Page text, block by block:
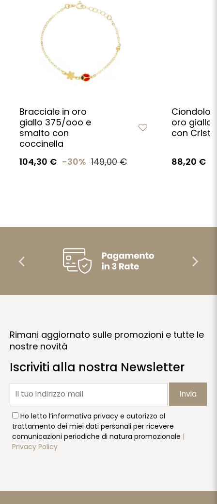
Bracciale in oro
giallo 375/ooo e
smalto con
coccinella
104,30 € -30% 149,00 €
Ciondolo
oro giallo
con Cristo
88,20 €
Rimani aggiornato sulle promozioni e tutte le
nostre novità
Iscriviti alla nostra Newsletter
Invia
Ho letto l’informativa privacy e autorizzo al
trattamento dei miei dati personali per ricevere
comunicazioni periodiche di natura promozionale |
Privacy Policy